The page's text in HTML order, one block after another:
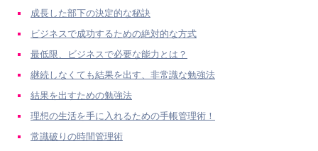
成長した部下の決定的な秘訣
ビジネスで成功するための絶対的な方式
最低限、ビジネスで必要な能力とは？
継続しなくても結果を出す、非常識な勉強法
結果を出すための勉強法
理想の生活を手に入れるための手帳管理術！
常識破りの時間管理術